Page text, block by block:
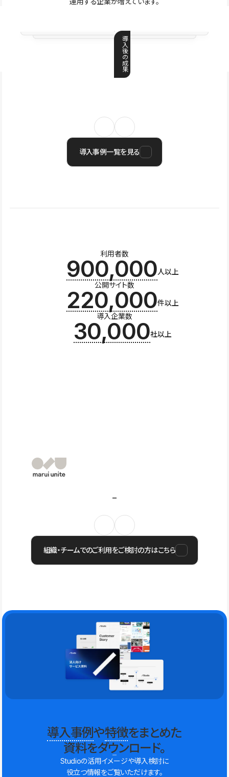
導
入
後
の
成
果
導入事例一覧を見る
利用者数
900,000人以上
公開サイト数
220,000件以上
導入企業数
30,000社以上
組織・チームでのご利用をご検討の方はこちら
導入事例や特徴をまとめた
資料をダウンロード。
Studioの活用イメージや導入検討に
役立つ情報をご覧いただけます。